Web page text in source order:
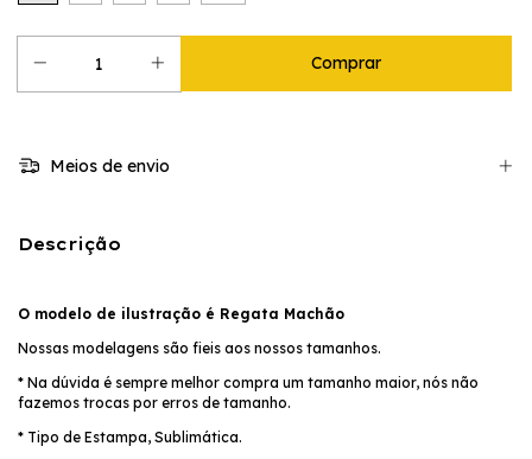
Meios de envio
Descrição
O modelo de ilustração é Regata Machão
Nossas modelagens são fieis aos nossos tamanhos.
* Na dúvida é sempre melhor compra um tamanho maior, nós não
fazemos trocas por erros de tamanho.
* Tipo de Estampa, Sublimática.